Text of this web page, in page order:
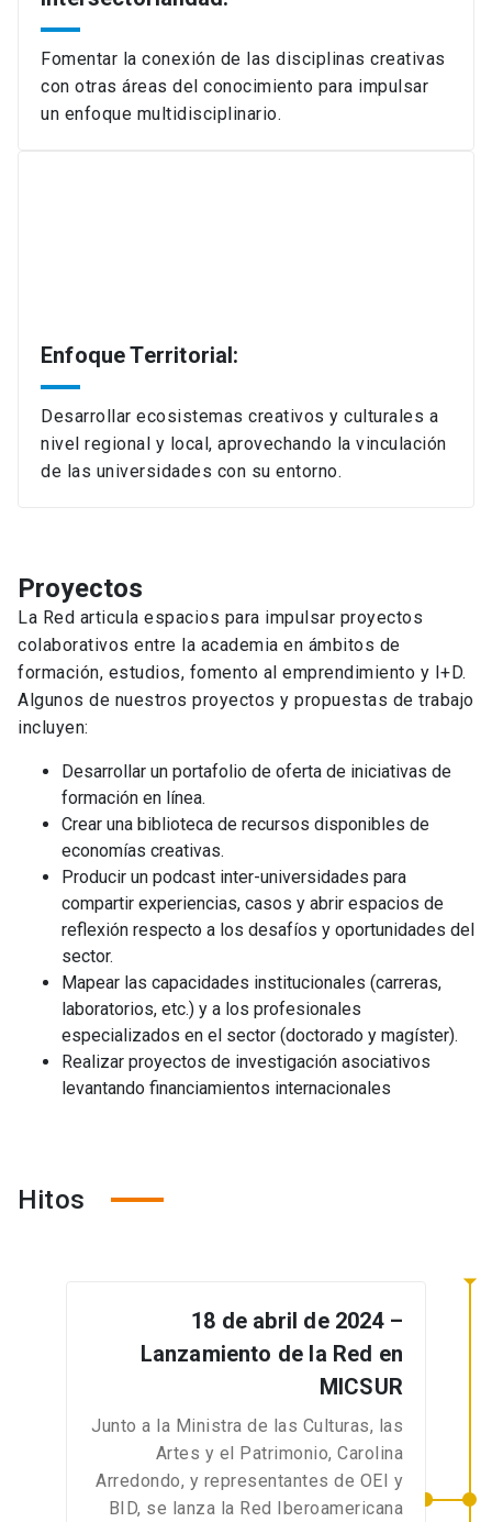
Fomentar la conexión de las disciplinas creativas
con otras áreas del conocimiento para impulsar
un enfoque multidisciplinario.
Enfoque Territorial:
Desarrollar ecosistemas creativos y culturales a
nivel regional y local, aprovechando la vinculación
de las universidades con su entorno.
Proyectos
La Red articula espacios para impulsar proyectos
colaborativos entre la academia en ámbitos de
formación, estudios, fomento al emprendimiento y I+D.
Algunos de nuestros proyectos y propuestas de trabajo
incluyen:
Desarrollar un portafolio de oferta de iniciativas de
formación en línea.
Crear una biblioteca de recursos disponibles de
economías creativas.
Producir un podcast inter-universidades para
compartir experiencias, casos y abrir espacios de
reflexión respecto a los desafíos y oportunidades del
sector.
Mapear las capacidades institucionales (carreras,
laboratorios, etc.) y a los profesionales
especializados en el sector (doctorado y magíster).
Realizar proyectos de investigación asociativos
levantando financiamientos internacionales
Hitos
18 de abril de 2024 –
Lanzamiento de la Red en
MICSUR
Junto a la Ministra de las Culturas, las
Artes y el Patrimonio, Carolina
Arredondo, y representantes de OEI y
BID, se lanza la Red Iberoamericana